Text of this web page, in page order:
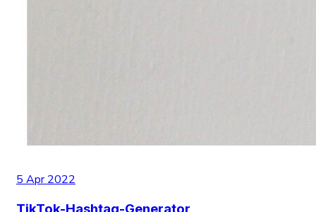
5 Apr 2022